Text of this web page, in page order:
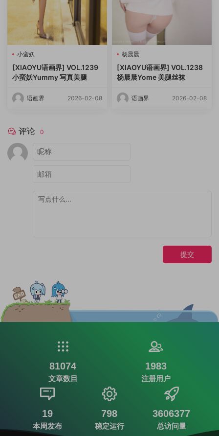
小蛮妖
[XIAOYU语画界] VOL.1239
小蛮妖Yummy 写真美腿
语画界 2026-02-08
杨晨晨
[XIAOYU语画界] VOL.1238
杨晨晨Yome 美腿丝袜
语画界 2026-02-08
评论 0
提交
81074
文章数目
1983
注册用户
19
本周发布
798
稳定运行
3606377
总访问量